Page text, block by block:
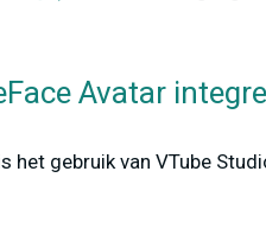
Avatar
het gebruik van VTube